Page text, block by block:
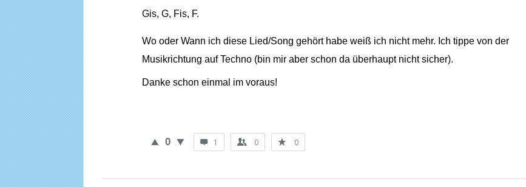
NeuesteGis, G, Fis, F.
Wo oder Wann ich diese Lied/Song gehört habe weiß ich nicht mehr. Ich tippe von der
Musikrichtung auf Techno (bin mir aber schon da überhaupt nicht sicher).
Danke schon einmal im voraus!
0 1 0 0